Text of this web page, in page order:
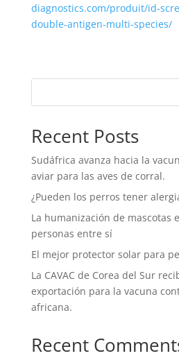
diagnostics.com/produit/id-
double-antigen-multi-species/
Recent Posts
Sudáfrica avanza hacia la
aviar para las aves de corral.
¿Pueden los perros tener
La humanización de mascotas
personas entre sí
El mejor protector solar para
La CAVAC de Corea del Sur
exportación para la vacuna
africana.
Recent